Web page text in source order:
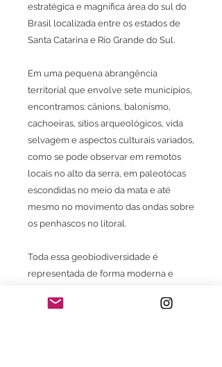
estratégica e magnífica área do sul do
Brasil localizada entre os estados de
Santa Catarina e Rio Grande do Sul.
Em uma pequena abrangência
territorial que envolve sete municípios,
encontramos: cânions, balonismo,
cachoeiras, sítios arqueológicos, vida
selvagem e aspectos culturais variados,
como se pode observar em remotos
locais no alto da serra, em paleotócas
escondidas no meio da mata e até
mesmo no movimento das ondas sobre
os penhascos no litoral.
Toda essa geobiodiversidade é
representada de forma moderna e
Caminhos dos Cânions do Sul.